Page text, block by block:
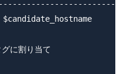
に割り当て